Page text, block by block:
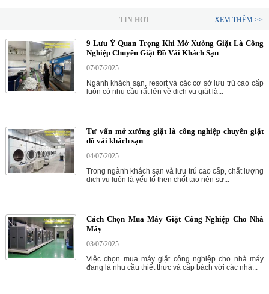
TIN HOT XEM THÊM >>
9 Lưu Ý Quan Trọng Khi Mở Xưởng Giặt Là Công
Nghiệp Chuyên Giặt Đồ Vải Khách Sạn
07/07/2025
Ngành khách sạn, resort và các cơ sở lưu trú cao cấp
luôn có nhu cầu rất lớn về dịch vụ giặt là...
Tư vấn mở xưởng giặt là công nghiệp chuyên giặt
đồ vải khách sạn
04/07/2025
Trong ngành khách sạn và lưu trú cao cấp, chất lượng
dịch vụ luôn là yếu tố then chốt tạo nên sự...
Cách Chọn Mua Máy Giặt Công Nghiệp Cho Nhà
Máy
03/07/2025
Việc chọn mua máy giặt công nghiệp cho nhà máy
đang là nhu cầu thiết thực và cấp bách với các nhà...